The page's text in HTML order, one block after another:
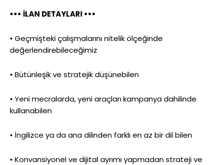
••• İLAN DETAYLARI •••
• Geçmişteki çalışmalarını nitelik ölçeğinde
değerlendirebileceğimiz
• Bütünleşik ve stratejik düşünebilen
• Yeni mecralarda, yeni araçları kampanya dahilinde
kullanabilen
• İngilizce ya da ana dilinden farklı en az bir dil bilen
• Konvansiyonel ve dijital ayrımı yapmadan strateji ve